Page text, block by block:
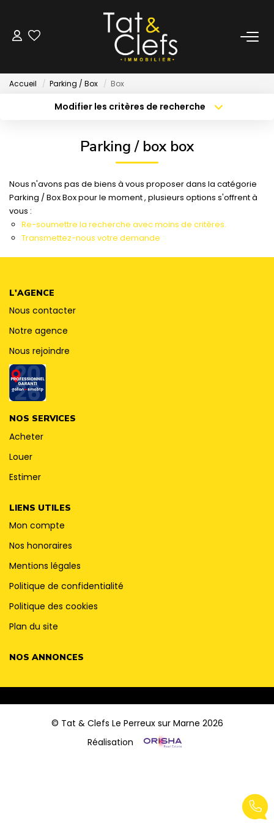
LOCATION
Nos Biens Loués
PARTENAIRE TRANSACTION
Accueil Parking / Box Box
Modifier les critères de recherche
Plus de critères Créer une alerte
Parking / box box
Nous n'avons pas de biens à vous proposer dans la catégorie
Parking / Box Box pour le moment , plusieurs options s'offrent à
vous :
Re-soumettre la recherche avec moins de critères.
Transmettez-nous votre demande
L'AGENCE
Nous contacter
Notre agence
Nous rejoindre
NOS SERVICES
Acheter
Louer
Estimer
LIENS UTILES
Mon compte
Nos honoraires
Mentions légales
Politique de confidentialité
Politique des cookies
Plan du site
NOS ANNONCES
© Tat & Clefs Le Perreux sur Marne 2026
Réalisation